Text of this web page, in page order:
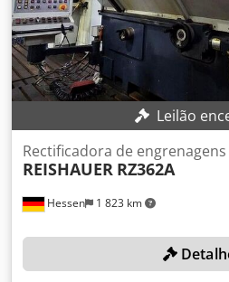
Leilão
Hessen 1 823 km
Rectificadora de engrenagens
REISHAUER RZ362A